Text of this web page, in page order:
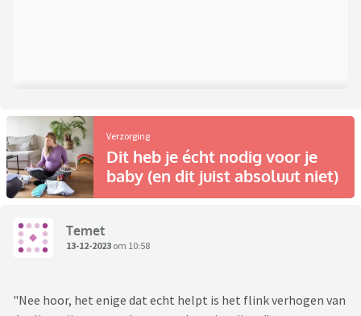
Verzorging
Dit heb je écht nodig voor je
baby (en dit juist absoluut niet)
Temet
13-12-2023 om 10:58
"Nee hoor, het enige dat echt helpt is het flink verhogen van